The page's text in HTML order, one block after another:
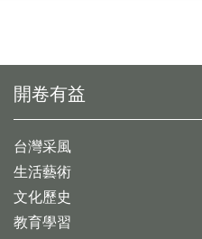
開卷有益
台灣采風
生活藝術
文化歷史
教育學習